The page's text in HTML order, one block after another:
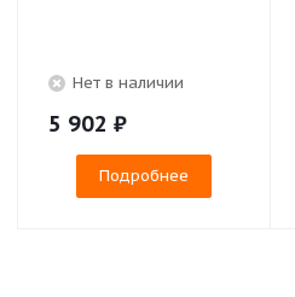
Нет в наличии
5 902 ₽
Подробнее